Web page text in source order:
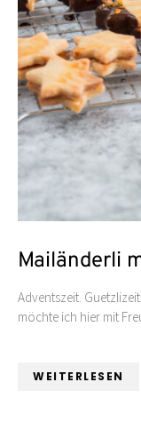
Mailänderli
Adventszeit.
möchte ich hier mit
WEITERLESEN